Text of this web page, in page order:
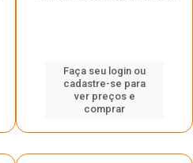
Faça seu login ou
cadastre-se para
ver preços e
comprar